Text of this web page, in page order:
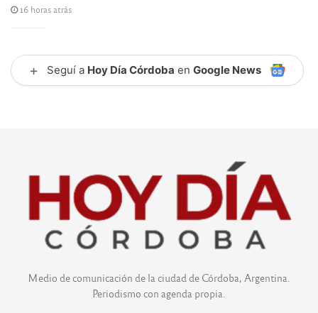
16 horas atrás
+ Seguí a Hoy Día Córdoba en Google News
Medio de comunicación de la ciudad de Córdoba, Argentina.
Periodismo con agenda propia.